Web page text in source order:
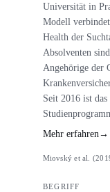
Universität in
Modell
Health der
Absolventen
Angehörige der
Seit 2016 ist
Mehr erfahren →
Miovský et al.
BEGRIFF